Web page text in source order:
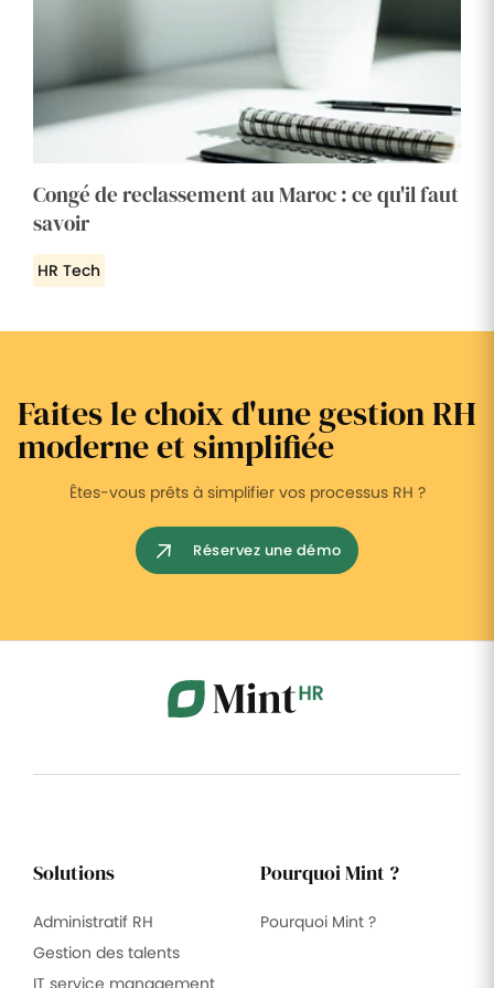
Congé de reclassement au Maroc : ce qu'il faut
savoir
HR Tech
Faites le choix d'une gestion RH
moderne et simplifiée
Êtes-vous prêts à simplifier vos processus RH ?
Réservez une démo
Solutions
Administratif RH
Gestion des talents
IT service management
Pourquoi Mint ?
Pourquoi Mint ?